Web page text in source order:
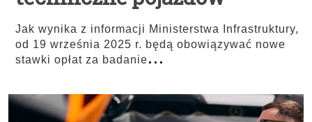
Jak wynika z informacji Ministerstwa Infrastruktury,
od 19 września 2025 r. będą obowiązywać nowe
stawki opłat za badanie...